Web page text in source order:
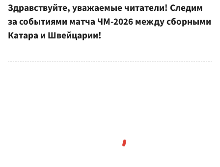
Здравствуйте, уважаемые читатели! Следим
за событиями матча ЧМ-2026 между сборными
Катара и Швейцарии!